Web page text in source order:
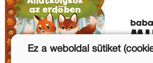
Ez a weboldal sütiket